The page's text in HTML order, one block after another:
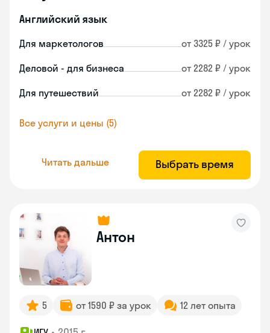
Английский язык
Для маркетологов от 3325 ₽ / урок
Деловой - для бизнеса от 2282 ₽ / урок
Для путешествий от 2282 ₽ / урок
Все услуги и цены (5)
Читать дальше Выбрать время
Антон
5 от 1590 ₽ за урок 12 лет опыта